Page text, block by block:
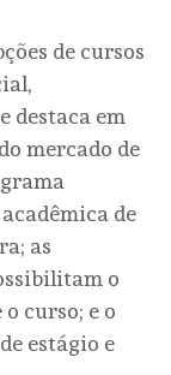
de cursos
destaca em
mercado de
de
as
o
curso; e o
estágio e